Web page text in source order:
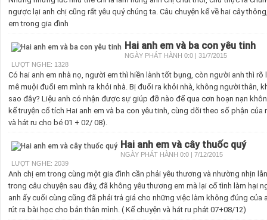
ngược lại anh chị cũng rất yêu quý chúng ta. Câu chuyện kể về hai cây
em trong gia đình
Hai anh em và ba con yêu tinh
NGÀY PHÁT HÀNH 0:0 | 31/7/2015
LƯỢT NGHE: 1328
Có hai anh em nhà nọ, người em thì hiền lành tốt bụng, còn người anh thì
mê muội đuổi em mình ra khỏi nhà. Bị đuổi ra khỏi nhà, không người thân,
sao đây? Liệu anh có nhận được sự giúp đỡ nào để qua cơn hoạn nạn
kể truyện cổ tích Hai anh em và ba con yêu tinh, cùng dõi theo số phận
và hát ru cho bé 01 + 02/ 08).
Hai anh em và cây thuốc quý
NGÀY PHÁT HÀNH 0:0 | 7/12/2015
LƯỢT NGHE: 2039
Anh chị em trong cùng một gia đình cần phải yêu thương và nhường nhịn
trong câu chuyện sau đây, đã không yêu thương em mà lại cố tình làm hại
anh ấy cuối cùng cũng đã phải trả giá cho những việc làm không đúng của
rút ra bài học cho bản thân mình. ( Kể chuyện và hát ru phát 07+08/12)